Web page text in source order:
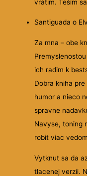
vrátim. Teším
Santiguada o
Za mna – obe
ich radim k
Dobra kniha
humor a nieco
spravne
Navyse, toning
robit viac
Vytknut sa da
tlacenej verzii.